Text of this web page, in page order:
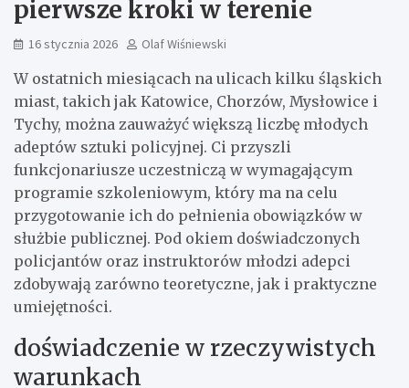
pierwsze kroki w terenie
16 stycznia 2026 Olaf Wiśniewski
W ostatnich miesiącach na ulicach kilku śląskich
miast, takich jak Katowice, Chorzów, Mysłowice i
Tychy, można zauważyć większą liczbę młodych
adeptów sztuki policyjnej. Ci przyszli
funkcjonariusze uczestniczą w wymagającym
programie szkoleniowym, który ma na celu
przygotowanie ich do pełnienia obowiązków w
służbie publicznej. Pod okiem doświadczonych
policjantów oraz instruktorów młodzi adepci
zdobywają zarówno teoretyczne, jak i praktyczne
umiejętności.
doświadczenie w rzeczywistych
warunkach